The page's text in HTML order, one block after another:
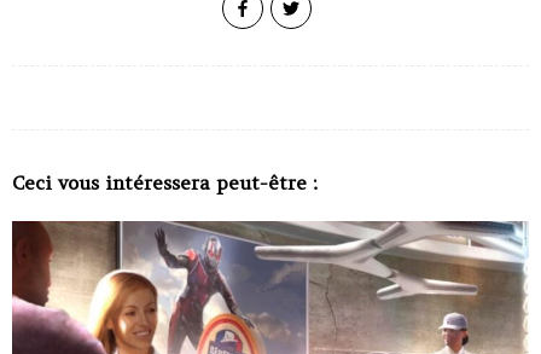
Ceci vous intéressera peut-être :